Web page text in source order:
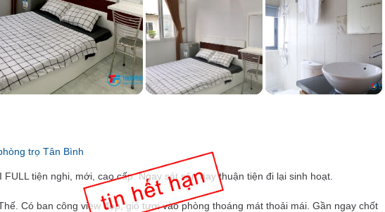
trọ Tân Bình
FULL tiện nghi, mới, cao cấp. Ngay sát sân bay thuận tiện đi lại sinh hoạt.
Có ban công view đẹp, gió tươi vào phòng thoáng mát thoải mái. Gần ngay chốt